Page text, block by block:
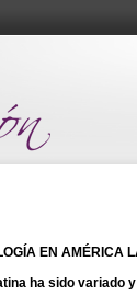
EN AMÉRICA
ha sido variado